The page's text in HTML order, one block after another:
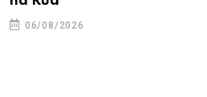
06/08/2026